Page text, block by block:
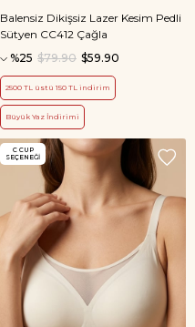
Balensiz Dikişsiz Lazer Kesim Pedli
Sütyen CC412 Çağla
%25
$59.90
$79.90
2500 TL üstü 150 TL indirim
Büyük Yaz İndirimi
C CUP
SEÇENEĞI